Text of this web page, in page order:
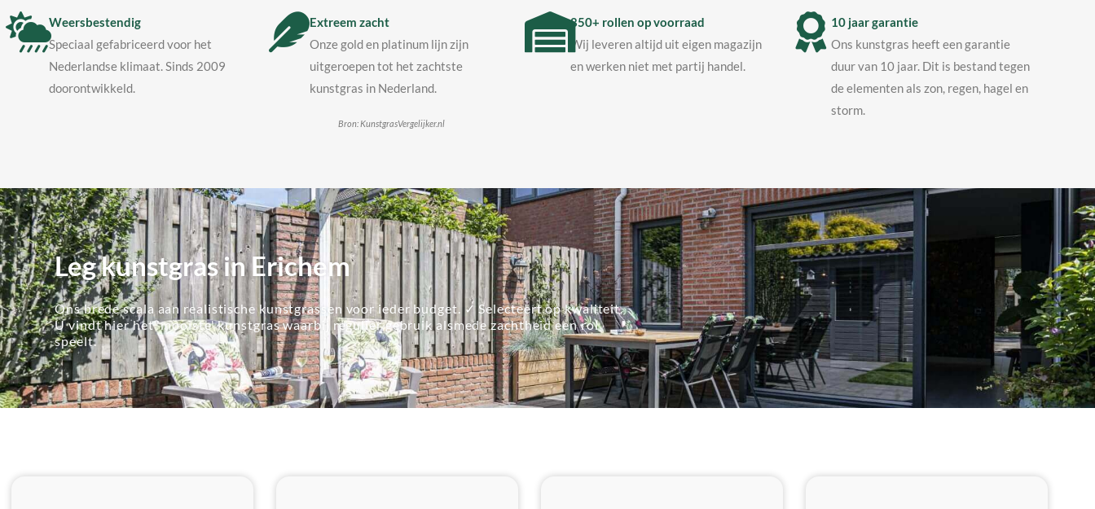
Weersbestendig
Speciaal gefabriceerd voor het
Nederlandse klimaat. Sinds 2009
doorontwikkeld.
Extreem zacht
Onze gold en platinum lijn zijn
uitgeroepen tot het zachtste
kunstgras in Nederland.
Bron: KunstgrasVergelijker.nl
850+ rollen op voorraad
Wij leveren altijd uit eigen magazijn
en werken niet met partij handel.
10 jaar garantie
Ons kunstgras heeft een garantie
duur van 10 jaar. Dit is bestand tegen
de elementen als zon, regen, hagel en
storm.
Leg kunstgras in Erichem
Ons brede scala aan realistische kunstgrassen voor ieder budget. ✓ Selecteert op kwaliteit.
U vindt hier het 'mooiste' kunstgras waarbij regulier gebruik alsmede zachtheid een rol
speelt.